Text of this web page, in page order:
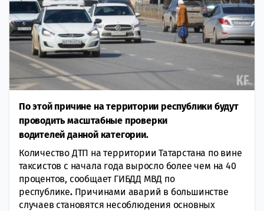
По этой причине на территории республики будут
проводить масштабные проверки
водителей данной категории.
Количество ДТП на территории Татарстана по вине
таксистов с начала года выросло более чем на 40
процентов, сообщает ГИБДД МВД по
республике. Причинами аварий в большинстве
случаев становятся несоблюдения основных